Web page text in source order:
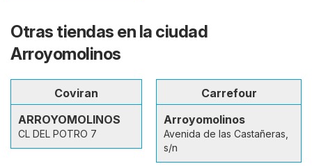
Otras tiendas en la ciudad
Arroyomolinos
Coviran
ARROYOMOLINOS
CL DEL POTRO 7
Carrefour
Arroyomolinos
Avenida de las Castañeras,
s/n